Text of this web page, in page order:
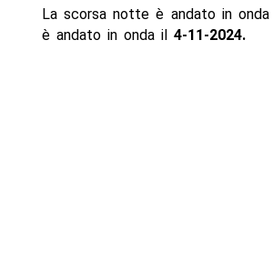
La scorsa notte è andato in
è andato in onda il 4-11-2024.